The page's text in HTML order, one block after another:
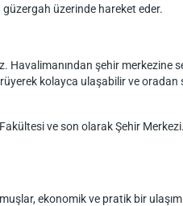
güzergah üzerinde hareket eder.
şehir merkezine
kolayca ulaşabilir ve
ve son olarak Şehir
ekonomik ve pratik bir